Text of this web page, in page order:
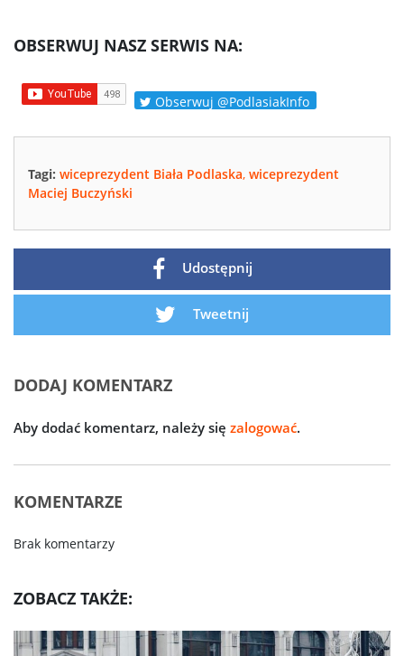
OBSERWUJ NASZ SERWIS NA:
Obserwuj @PodlasiakInfo
Tagi: wiceprezydent Biała Podlaska, wiceprezydent
Maciej Buczyński
Udostępnij
Tweetnij
DODAJ KOMENTARZ
Aby dodać komentarz, należy się zalogować.
KOMENTARZE
Brak komentarzy
ZOBACZ TAKŻE: